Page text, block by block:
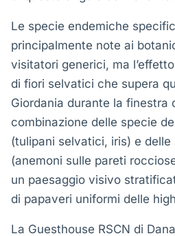
Le specie endemiche
principalmente note ai
visitatori generici, ma
di fiori selvatici che supera
Giordania durante la finestra
combinazione delle specie
(tulipani selvatici, iris) e
(anemoni sulle pareti
un paesaggio visivo
di papaveri uniformi delle
La Guesthouse RSCN di